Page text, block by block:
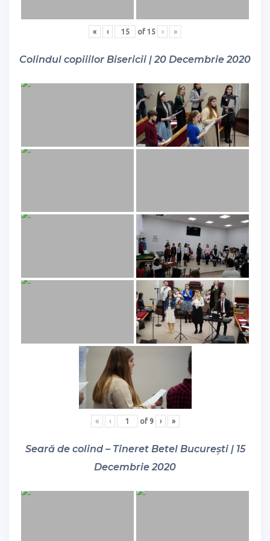
« ‹ of 15 › »
Colindul copiiilor Bisericii | 20 Decembrie 2020
« ‹ of 9 › »
Seară de colind – Tineret Betel București | 15
Decembrie 2020